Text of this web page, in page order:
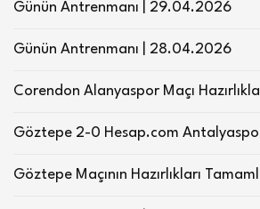
Günün Antrenmanı | 29.04.2026
Günün Antrenmanı | 28.04.2026
Corendon Alanyaspor Maçı
Göztepe 2-0 Hesap.com
Göztepe Maçının Hazırlıkları